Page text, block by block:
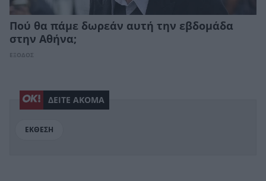
Πού θα πάμε δωρεάν αυτή την εβδομάδα
στην Αθήνα;
ΕΞΟΔΟΣ
ΔΕΙΤΕ ΑΚΟΜΑ
ΕΚΘΕΣΗ